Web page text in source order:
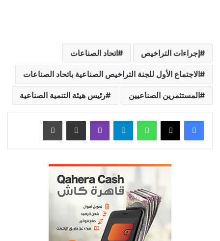
إجراءات التراخيص اتحاد الصناعات
الاجتماع الأول للجنة التراخيص الصناعية باتحاد الصناعات
المستثمرين الصناعيين رئيس هيئة التنمية الصناعية
واتساب تيلقرام ڤايبر مشاركة عبر البريد طباعة